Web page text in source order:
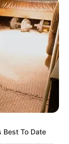
Best To Date